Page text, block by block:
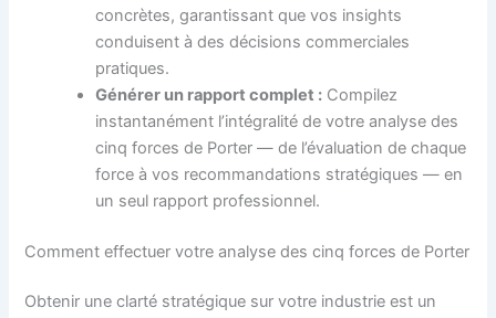
concrètes, garantissant que vos insights
conduisent à des décisions commerciales
pratiques.
Générer un rapport complet : Compilez
instantanément l’intégralité de votre analyse des
cinq forces de Porter — de l’évaluation de chaque
force à vos recommandations stratégiques — en
un seul rapport professionnel.
Comment effectuer votre analyse des cinq forces de Porter
Obtenir une clarté stratégique sur votre industrie est un